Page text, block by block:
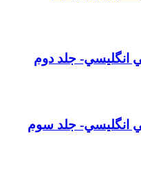
انگليسي- جلد دوم
انگليسي- جلد سوم